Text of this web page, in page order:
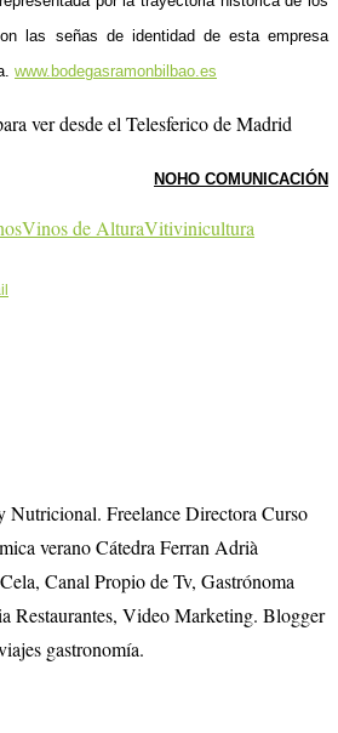
las señas de identidad de esta empresa
www.bodegasramonbilbao.es
ver desde el Telesferico de Madrid
NOHO COMUNICACIÓN
Vinos de AlturaVitivinicultura
Nutricional. Freelance Directora Curso
verano Cátedra Ferran Adrià
Canal Propio de Tv, Gastrónoma
Restaurantes, Video Marketing. Blogger
gastronomía.